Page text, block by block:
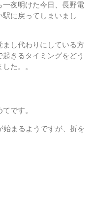
夜明けた今日、長野電
に戻ってしまいまし
し代わりにしている方
きるタイミングをどう
た。。
です。
まるようですが、折を